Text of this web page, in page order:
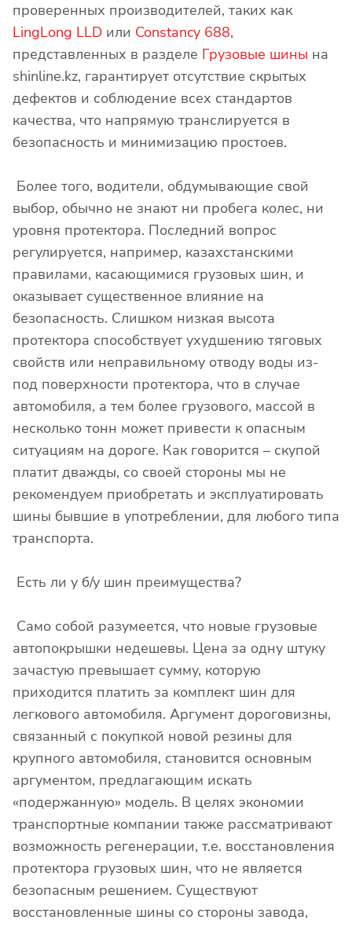
проверенных производителей, таких как
LingLong LLD или Constancy 688,
представленных в разделе Грузовые шины на
shinline.kz, гарантирует отсутствие скрытых
дефектов и соблюдение всех стандартов
качества, что напрямую транслируется в
безопасность и минимизацию простоев.
Более того, водители, обдумывающие свой
выбор, обычно не знают ни пробега колес, ни
уровня протектора. Последний вопрос
регулируется, например, казахстанскими
правилами, касающимися грузовых шин, и
оказывает существенное влияние на
безопасность. Слишком низкая высота
протектора способствует ухудшению тяговых
свойств или неправильному отводу воды из-
под поверхности протектора, что в случае
автомобиля, а тем более грузового, массой в
несколько тонн может привести к опасным
ситуациям на дороге. Как говорится – скупой
платит дважды, со своей стороны мы не
рекомендуем приобретать и эксплуатировать
шины бывшие в употреблении, для любого типа
транспорта.
Есть ли у б/у шин преимущества?
Само собой разумеется, что новые грузовые
автопокрышки недешевы. Цена за одну штуку
зачастую превышает сумму, которую
приходится платить за комплект шин для
легкового автомобиля. Аргумент дороговизны,
связанный с покупкой новой резины для
крупного автомобиля, становится основным
аргументом, предлагающим искать
«подержанную» модель. В целях экономии
транспортные компании также рассматривают
возможность регенерации, т.е. восстановления
протектора грузовых шин, что не является
безопасным решением. Существуют
восстановленные шины со стороны завода,